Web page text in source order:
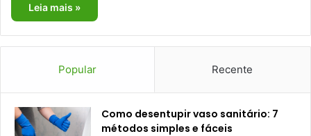
Leia mais »
Popular Recente
Como desentupir vaso sanitário: 7
métodos simples e fáceis